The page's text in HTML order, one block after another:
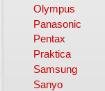
Olympus
Panasonic
Pentax
Praktica
Samsung
Sanyo